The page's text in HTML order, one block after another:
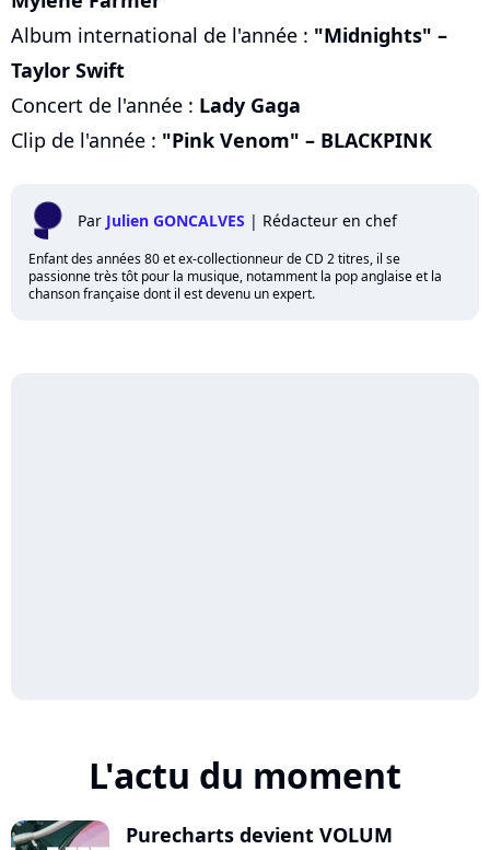
Album international de l'année : "Midnights" –
Taylor Swift
Concert de l'année : Lady Gaga
Clip de l'année : "Pink Venom" – BLACKPINK
Par Julien GONCALVES | Rédacteur en chef
Enfant des années 80 et ex-collectionneur de CD 2 titres, il se
passionne très tôt pour la musique, notamment la pop anglaise et la
chanson française dont il est devenu un expert.
L'actu du moment
Purecharts devient VOLUM